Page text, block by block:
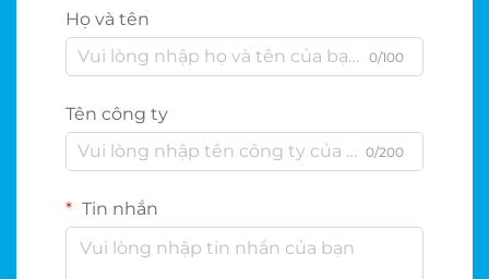
Họ và tên
0/100
Tên công ty
0/200
Tin nhắn